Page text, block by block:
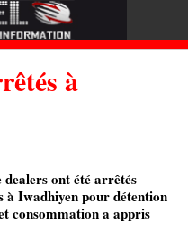
à
ont été arrêtés
à Iwadhiyen pour détention
consommation a appris